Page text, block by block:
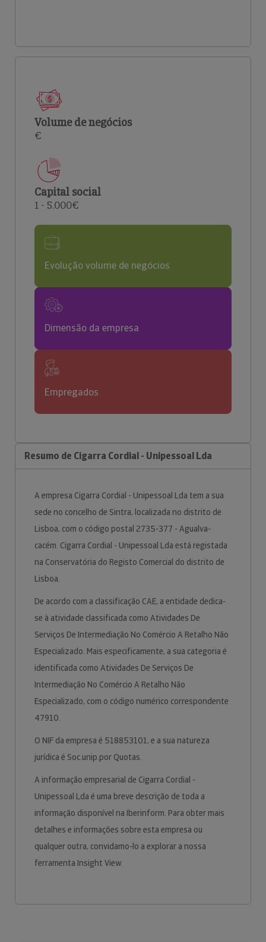
Volume de negócios
€
Capital social
1 - 5.000€
Evolução volume de negócios
Dimensão da empresa
Empregados
Resumo de Cigarra Cordial - Unipessoal Lda
A empresa Cigarra Cordial - Unipessoal Lda tem a sua
sede no concelho de Sintra, localizada no distrito de
Lisboa, com o código postal 2735-377 - Agualva-
cacém. Cigarra Cordial - Unipessoal Lda está registada
na Conservatória do Registo Comercial do distrito de
Lisboa.
De acordo com a classificação CAE, a entidade dedica-
se à atividade classificada como Atividades De
Serviços De Intermediação No Comércio A Retalho Não
Especializado. Mais especificamente, a sua categoria é
identificada como Atividades De Serviços De
Intermediação No Comércio A Retalho Não
Especializado, com o código numérico correspondente
47910.
O NIF da empresa é 518853101, e a sua natureza
jurídica é Soc.unip.por Quotas.
A informação empresarial de Cigarra Cordial -
Unipessoal Lda é uma breve descrição de toda a
informação disponível na Iberinform. Para obter mais
detalhes e informações sobre esta empresa ou
qualquer outra, convidamo-lo a explorar a nossa
ferramenta Insight View.